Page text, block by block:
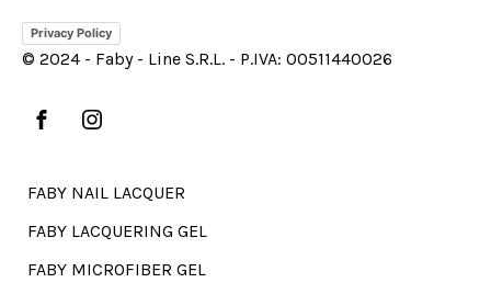
Privacy Policy
© 2024 - Faby - Line S.R.L. - P.IVA: 00511440026
FABY NAIL LACQUER
FABY LACQUERING GEL
FABY MICROFIBER GEL